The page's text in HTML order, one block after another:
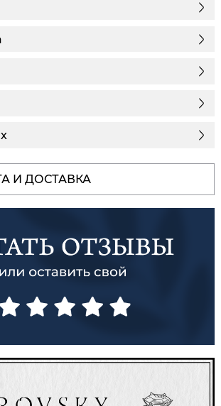
И ДОСТАВКА